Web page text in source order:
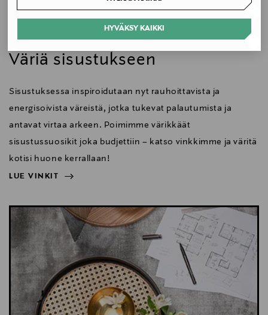
HYVÄKSY KAIKKI
78.5 x 35 x 41.5 cm
Saksa
Valmistajan tuotenumero
VP0017003934
Valmistajan osoite
Vitra Factory GmbH, Charles-Eames-Strasse 2, D-
79576 Weil am Rhein, Germany
Digitaalinen osoite
www.vitra.com; info@vitra.com
Koti
Väriä sisustukseen
Sisustuksessa inspiroidutaan nyt rauhoittavista ja
energisoivista väreistä, jotka tukevat palautumista ja
antavat virtaa arkeen. Poimimme värikkäät
sisustussuosikit joka budjettiin – katso vinkkimme ja väritä
kotisi huone kerrallaan!
LUE VINKIT
LUE VINKIT